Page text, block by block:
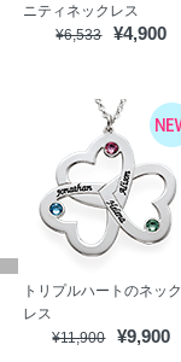
ニティネックレス
¥6,533
¥4,900
トリプルハートのネッ
レス
¥11,900
¥9,900